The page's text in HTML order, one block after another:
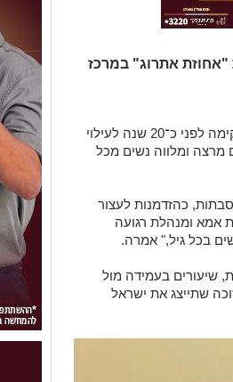
ותושבת "אחוזת אתרוג" במרכז
רחל מנהלת את רשת המעונות "תינוקיטון שייק'ה" שהקימה לפני כ־20 שנה לעילוי
ומלווה נשים מכל
כהזדמנות לעצור
אמא ומנהלת רגועה
בכל גיל," אמרה.
שיעורים בעמידה מול
שתייצג את ישראל